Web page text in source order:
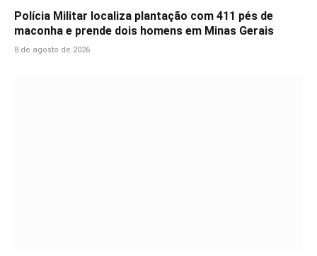
Polícia Militar localiza plantação com 411 pés de
maconha e prende dois homens em Minas Gerais
8 de agosto de 2026